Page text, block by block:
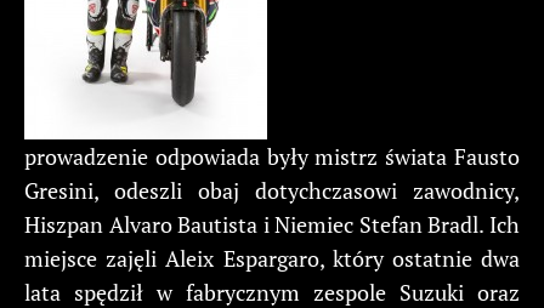
prowadzenie odpowiada były mistrz świata Fausto
Gresini, odeszli obaj dotychczasowi zawodnicy,
Hiszpan Alvaro Bautista i Niemiec Stefan Bradl. Ich
miejsce zajęli Aleix Espargaro, który ostatnie dwa
lata spędził w fabrycznym zespole Suzuki oraz